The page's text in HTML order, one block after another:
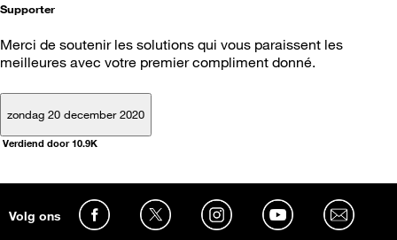
Supporter
Merci de soutenir les solutions qui vous paraissent les
meilleures avec votre premier compliment donné.
zondag 20 december 2020
Verdiend door 10.9K
Volg ons